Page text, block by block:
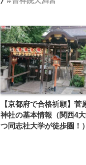
【京都府で合格祈願】菅
神社の基本情報（関西4
つ同志社大学が徒歩圏！